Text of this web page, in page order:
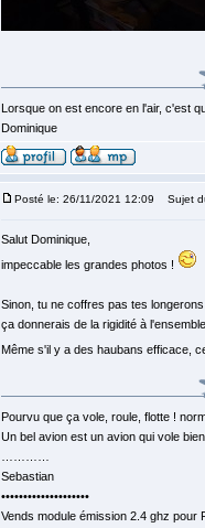
Lorsque on est encore en l'air, c'est
Dominique
Posté le: 26/11/2021 12:09 Sujet
Salut Dominique,
impeccable les grandes photos !
Sinon, tu ne coffres pas tes
ça donnerais de la rigidité à
Même s'il y a des haubans efficace,
Pourvu que ça vole, roule, flotte !
Un bel avion est un avion qui vole
Sebastian
••••••••••••••••••••
Vends module émission 2.4 ghz